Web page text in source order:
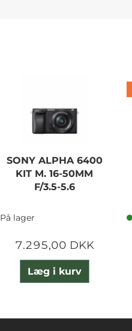
SONY ALPHA 6400
KIT M. 16-50MM
F/3.5-5.6
På lager
7.295,00 DKK
Læg i kurv